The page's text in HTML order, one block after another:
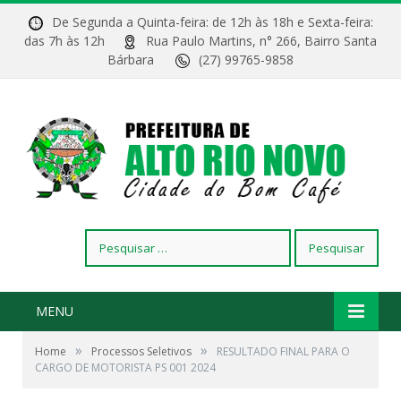
De Segunda a Quinta-feira: de 12h às 18h e Sexta-feira:
das 7h às 12h
Rua Paulo Martins, n° 266, Bairro Santa
Bárbara
(27) 99765-9858
por:
MENU
Home » Processos Seletivos »
RESULTADO FINAL PARA O
CARGO DE MOTORISTA PS 001 2024